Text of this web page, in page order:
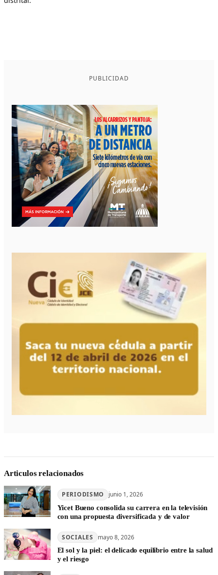
PUBLICIDAD
Articulos relacionados
PERIODISMO junio 1, 2026
Yicet Bueno consolida su carrera en la televisión
con una propuesta diversificada y de valor
SOCIALES mayo 8, 2026
El sol y la piel: el delicado equilibrio entre la salud
y el riesgo